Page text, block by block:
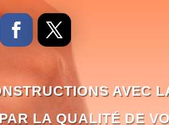
AVEC
LA QUALITÉ DE